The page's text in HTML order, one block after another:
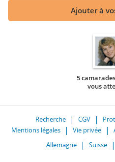
Ajouter à
5
vous
Recherche CGV
Mentions légales
Vie privée
Allemagne
Suisse